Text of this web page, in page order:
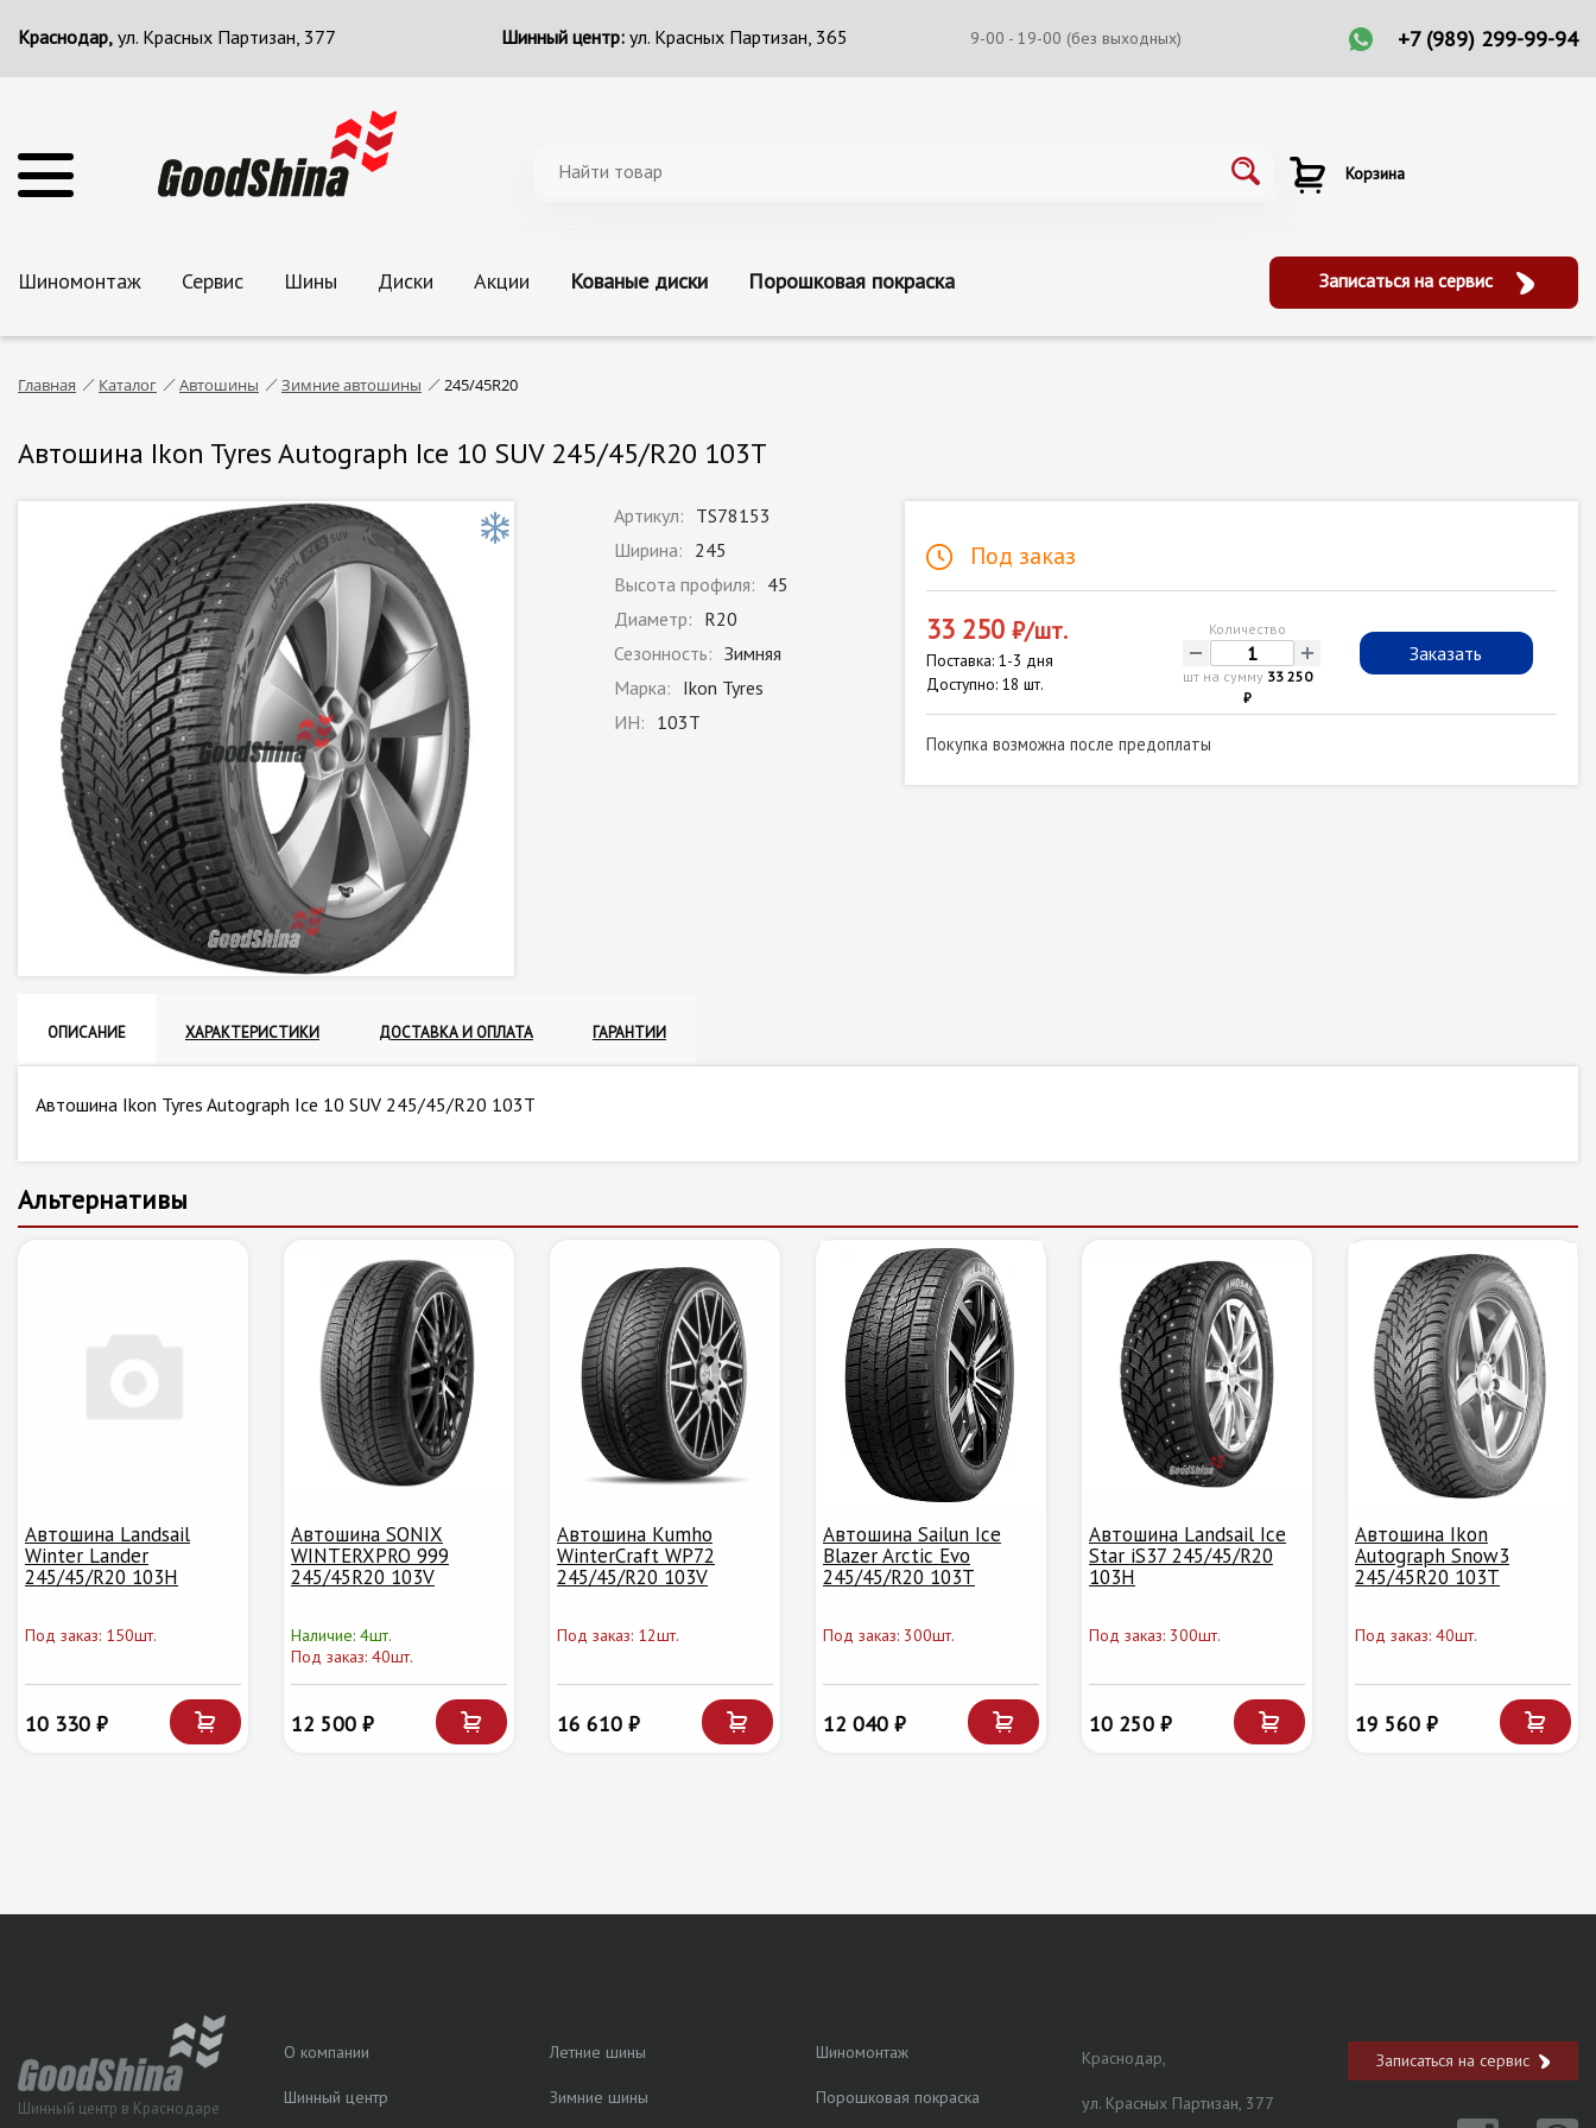
Краснодар, ул. Красных Партизан, 377 Шинный центр:ул. Красных Партизан, 365 9-00 - 19-00 (без выходных) +7 (989) 299-99-94
Корзина
Шиномонтаж Сервис Шины Диски Акции Кованые диски Порошковая покраска Записаться на сервис
Главная Каталог Автошины Зимние автошины 245/45R20
Автошина Ikon Tyres Autograph Ice 10 SUV 245/45/R20 103T
Артикул: TS78153
Ширина: 245
Высота профиля: 45
Диаметр: R20
Сезонность: Зимняя
Марка: Ikon Tyres
ИН: 103T
Под заказ
33 250 ₽/шт.
Поставка: 1-3 дня
Доступно: 18 шт.
Количество
- +
шт на сумму 33 250
₽
Заказать
Покупка возможна после предоплаты
ОПИСАНИЕ ХАРАКТЕРИСТИКИ ДОСТАВКА И ОПЛАТА ГАРАНТИИ
Автошина Ikon Tyres Autograph Ice 10 SUV 245/45/R20 103T
Альтернативы
Автошина Landsail
Winter Lander
245/45/R20 103H
Под заказ: 150шт.
10 330 ₽
Автошина SONIX
WINTERXPRO 999
245/45R20 103V
Наличие: 4шт.
Под заказ: 40шт.
12 500 ₽
Автошина Kumho
WinterCraft WP72
245/45/R20 103V
Под заказ: 12шт.
16 610 ₽
Автошина Sailun Ice
Blazer Arctic Evo
245/45/R20 103T
Под заказ: 300шт.
12 040 ₽
Автошина Landsail Ice
Star iS37 245/45/R20
103H
Под заказ: 300шт.
10 250 ₽
Автошина Ikon
Autograph Snow3
245/45R20 103T
Под заказ: 40шт.
19 560 ₽
Шинный центр в Краснодаре
О компании
Шинный центр
Летние шины
Зимние шины
Шиномонтаж
Порошковая покраска
Краснодар,
ул. Красных Партизан, 377
Записаться на сервис